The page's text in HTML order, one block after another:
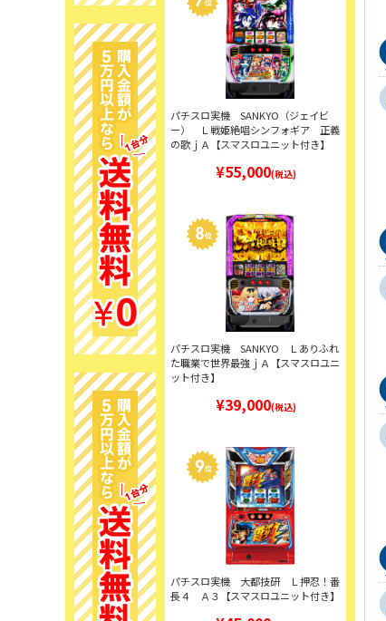
パチスロ実機 SANKYO（ジェイビ
ー） Ｌ戦姫絶唱シンフォギア 正義
の歌ｊＡ【スマスロユニット付き】
¥55,000(税込)
パチスロ実機 SANKYO Ｌありふれ
た職業で世界最強ｊＡ【スマスロユニ
ット付き】
¥39,000(税込)
パチスロ実機 大都技研 Ｌ押忍！番
長４ Ａ３【スマスロユニット付き】